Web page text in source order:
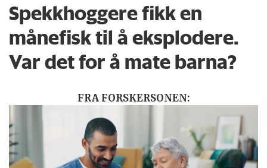
Spekkhoggere fikk en
månefisk til å eksplodere.
Var det for å mate barna?
FRA FORSKERSONEN: